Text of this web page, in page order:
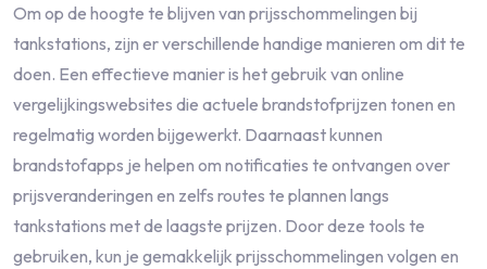
Om op de hoogte te blijven van prijsschommelingen bij
tankstations, zijn er verschillende handige manieren om dit te
doen. Een effectieve manier is het gebruik van online
vergelijkingswebsites die actuele brandstofprijzen tonen en
regelmatig worden bijgewerkt. Daarnaast kunnen
brandstofapps je helpen om notificaties te ontvangen over
prijsveranderingen en zelfs routes te plannen langs
tankstations met de laagste prijzen. Door deze tools te
gebruiken, kun je gemakkelijk prijsschommelingen volgen en